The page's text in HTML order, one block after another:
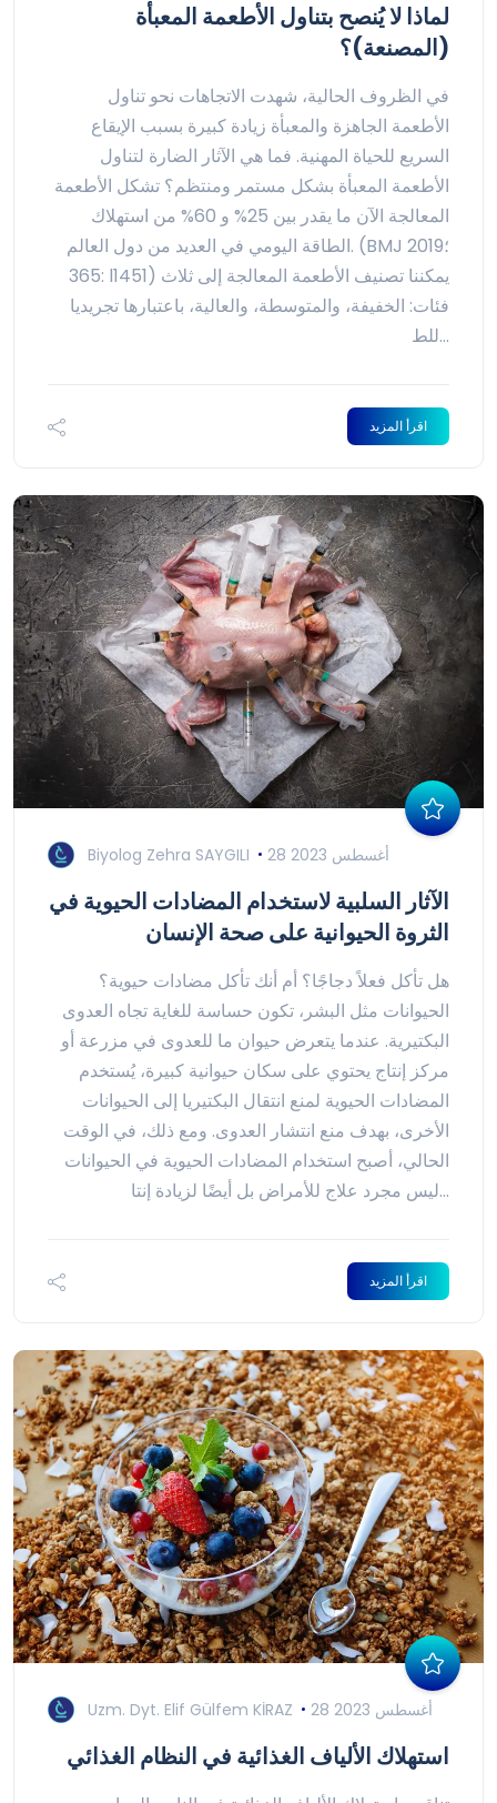
لماذا لا يُنصح بتناول الأطعمة المعبأة
(المصنعة)؟
في الظروف الحالية، شهدت الاتجاهات نحو تناول
الأطعمة الجاهزة والمعبأة زيادة كبيرة بسبب الإيقاع
السريع للحياة المهنية. فما هي الآثار الضارة لتناول
الأطعمة المعبأة بشكل مستمر ومنتظم؟ تشكل الأطعمة
المعالجة الآن ما يقدر بين 25% و 60% من استهلاك
الطاقة اليومي في العديد من دول العالم. (BMJ 2019؛
365: l1451) يمكننا تصنيف الأطعمة المعالجة إلى ثلاث
فئات: الخفيفة، والمتوسطة، والعالية، باعتبارها تجريديا
للط...
اقرأ المزيد
Biyolog Zehra SAYGILI 28 أغسطس 2023
الآثار السلبية لاستخدام المضادات الحيوية في
الثروة الحيوانية على صحة الإنسان
الحيوانات مثل البشر، تكون حساسة للغاية تجاه العدوى
البكتيرية. عندما يتعرض حيوان ما للعدوى في مزرعة أو
مركز إنتاج يحتوي على سكان حيوانية كبيرة، يُستخدم
المضادات الحيوية لمنع انتقال البكتيريا إلى الحيوانات
الأخرى، بهدف منع انتشار العدوى. ومع ذلك، في الوقت
الحالي، أصبح استخدام المضادات الحيوية في الحيوانات
ليس مجرد علاج للأمراض بل أيضًا لزيادة إنتا...
اقرأ المزيد
Uzm. Dyt. Elif Gülfem KİRAZ 28 أغسطس 2023
استهلاك الألياف الغذائية في النظام الغذائي